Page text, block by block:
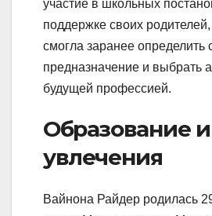
участие в школьных
поддержке своих
смогла заранее определить
предназначение и выбрать
будущей профессией.
Образование
увлечения
Вайнона Райдер родилась